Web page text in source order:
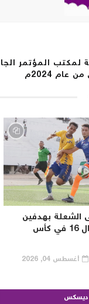
لمكتب المؤتمر
2024م
الشعلة بهدفين
ويتأهل الى دور ال 16 في كأس
أغسطس 04, 2026
ديسكس